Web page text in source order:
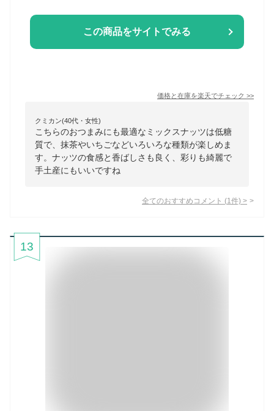
この商品をサイトでみる
価格と在庫を楽天でチェック >>
クミカン(40代・女性)
こちらのおつまみにも最適なミックスナッツは低糖
質で、抹茶やいちごなどいろいろな種類が楽しめま
す。ナッツの食感と香ばしさも良く、彩りも綺麗で
手土産にもいいですね
全てのおすすめコメント (1 件) >
13